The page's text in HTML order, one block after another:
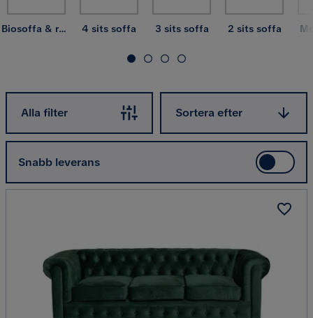
Biosoffa & reclinersoffa 4 sits soffa 3 sits soffa 2 sits soffa
Alla filter
Sortera efter
Snabb leverans